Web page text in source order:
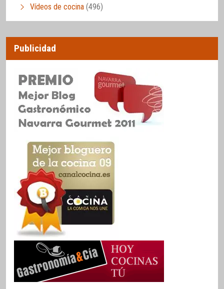
Vídeos de cocina (496)
Publicidad